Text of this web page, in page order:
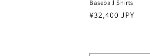
Baseball Shirts
通
格
¥32,400 JPY